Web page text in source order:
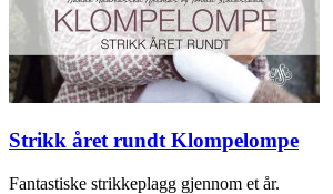
Strikk året rundt Klompelompe
Fantastiske strikkeplagg gjennom et år.